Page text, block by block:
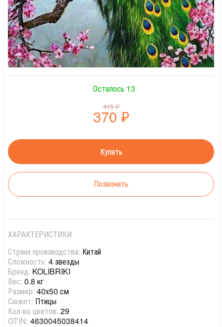
Осталось 13
415₽
370 ₽
Позвонить
ХАРАКТЕРИСТИКИ
Страна производства: Китай
Сложность: 4 звезды
Бренд: KOLIBRIKI
Вес: 0.8 кг
Размер: 40х50 см
Сюжет: Птицы
Кол-во цветов: 29
GTIN: 4630045038414